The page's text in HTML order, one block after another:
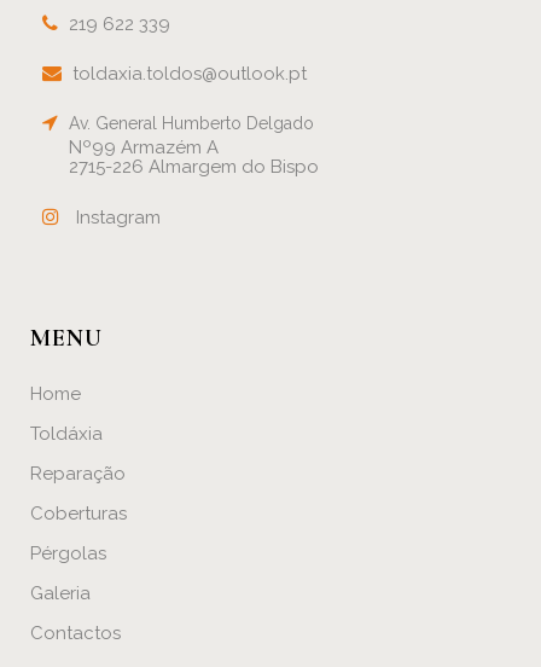
219 622 339
toldaxia.toldos@outlook.pt
Av. General Humberto Delgado
Nº99 Armazém A
2715-226 Almargem do Bispo
Instagram
MENU
Home
Toldáxia
Reparação
Coberturas
Pérgolas
Galeria
Contactos